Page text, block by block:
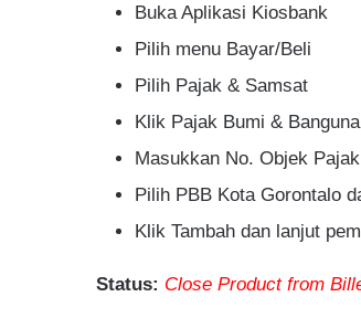
Buka Aplikasi Kiosbank
Pilih menu Bayar/Beli
Pilih Pajak & Samsat
Klik Pajak Bumi &
Masukkan No. Objek Pajak
Pilih PBB Kota Gorontalo
Klik Tambah dan lanjut
Status: Close Product from